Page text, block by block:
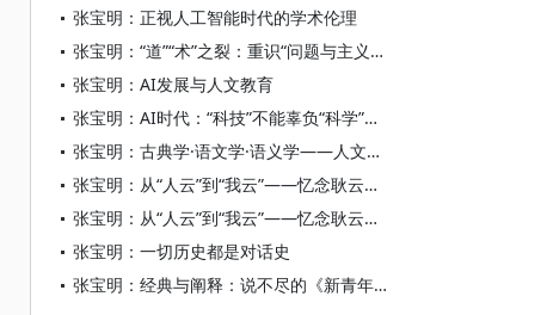
张宝明：正视人工智能时代的学术伦理
张宝明：“道”“术”之裂：重识“问题与主义之争”
张宝明：AI发展与人文教育
张宝明：AI时代：“科技”不能辜负“科学”——一个人文史的视角
张宝明：古典学·语文学·语义学——人文史视阈中的学科建构
张宝明：从“人云”到“我云”——忆念耿云志先生
张宝明：从“人云”到“我云”——忆念耿云志先生
张宝明：一切历史都是对话史
张宝明：经典与阐释：说不尽的《新青年》